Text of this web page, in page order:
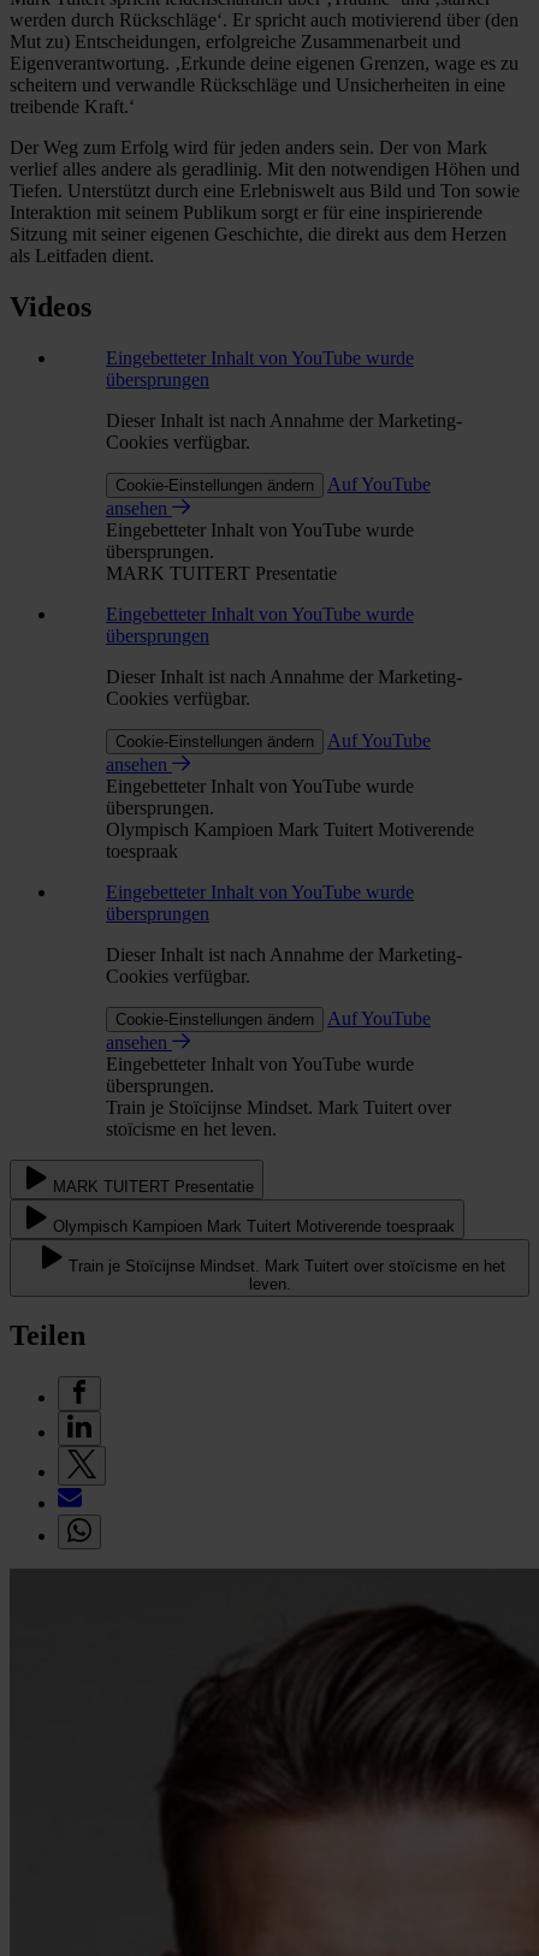
werden durch Rückschläge‘. Er spricht auch motivierend über (den
Mut zu) Entscheidungen, erfolgreiche Zusammenarbeit und
Eigenverantwortung. ‚Erkunde deine eigenen Grenzen, wage es zu
scheitern und verwandle Rückschläge und Unsicherheiten in eine
treibende Kraft.‘
Der Weg zum Erfolg wird für jeden anders sein. Der von Mark
verlief alles andere als geradlinig. Mit den notwendigen Höhen und
Tiefen. Unterstützt durch eine Erlebniswelt aus Bild und Ton sowie
Interaktion mit seinem Publikum sorgt er für eine inspirierende
Sitzung mit seiner eigenen Geschichte, die direkt aus dem Herzen
als Leitfaden dient.
Videos
Eingebetteter Inhalt von YouTube wurde
übersprungen
Dieser Inhalt ist nach Annahme der Marketing-
Cookies verfügbar.
Cookie-Einstellungen ändern
Auf YouTube
ansehen
Eingebetteter Inhalt von YouTube wurde
übersprungen.
MARK TUITERT Presentatie
Eingebetteter Inhalt von YouTube wurde
übersprungen
Dieser Inhalt ist nach Annahme der Marketing-
Cookies verfügbar.
Cookie-Einstellungen ändern
Auf YouTube
ansehen
Eingebetteter Inhalt von YouTube wurde
übersprungen.
Olympisch Kampioen Mark Tuitert Motiverende
toespraak
Eingebetteter Inhalt von YouTube wurde
übersprungen
Dieser Inhalt ist nach Annahme der Marketing-
Cookies verfügbar.
Cookie-Einstellungen ändern
Auf YouTube
ansehen
Eingebetteter Inhalt von YouTube wurde
übersprungen.
Train je Stoïcijnse Mindset. Mark Tuitert over
stoïcisme en het leven.
MARK TUITERT Presentatie
Olympisch Kampioen Mark Tuitert Motiverende toespraak
Train je Stoïcijnse Mindset. Mark Tuitert over stoïcisme en het
leven.
Teilen